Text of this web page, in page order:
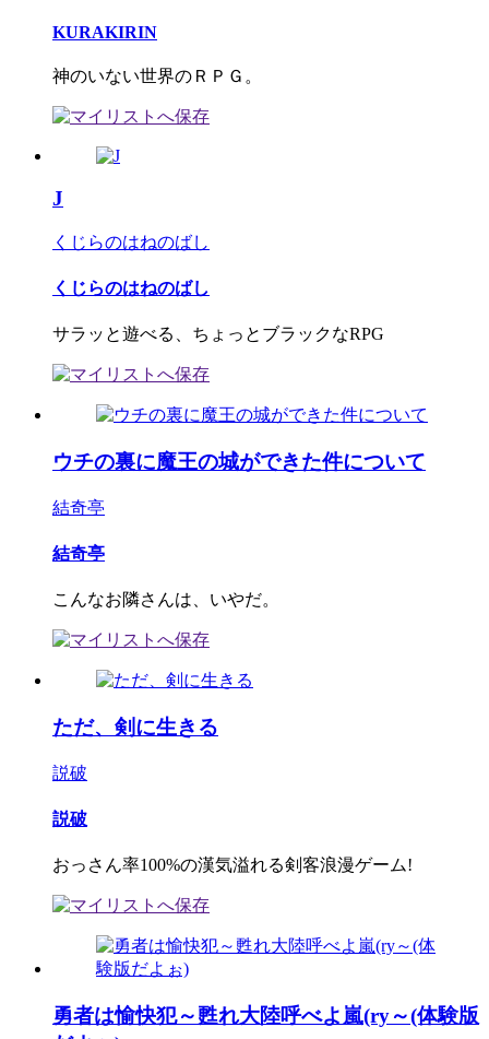
KURAKIRIN
神のいない世界のＲＰＧ。
J
くじらのはねのばし
くじらのはねのばし
サラッと遊べる、ちょっとブラックなRPG
ウチの裏に魔王の城ができた件について
結奇亭
結奇亭
こんなお隣さんは、いやだ。
ただ、剣に生きる
説破
説破
おっさん率100%の漢気溢れる剣客浪漫ゲーム!
勇者は愉快犯～甦れ大陸呼べよ嵐(ry～(体験版